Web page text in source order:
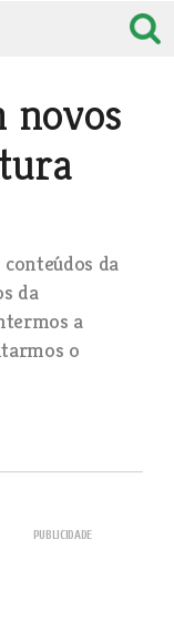
novos
da
da
a
o